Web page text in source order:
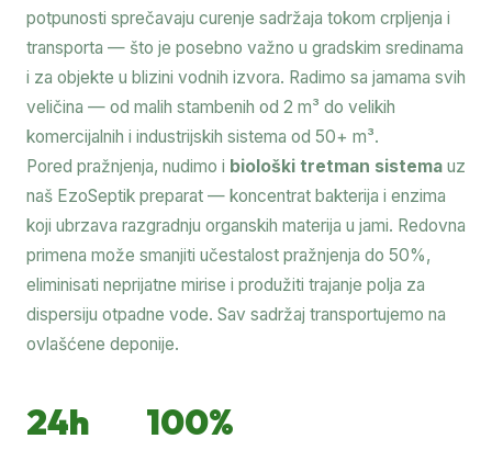
potpunosti sprečavaju curenje sadržaja tokom crpljenja i
transporta — što je posebno važno u gradskim sredinama
i za objekte u blizini vodnih izvora. Radimo sa jamama svih
veličina — od malih stambenih od 2 m³ do velikih
komercijalnih i industrijskih sistema od 50+ m³.
Pored pražnjenja, nudimo i biološki tretman sistema uz
naš EzoSeptik preparat — koncentrat bakterija i enzima
koji ubrzava razgradnju organskih materija u jami. Redovna
primena može smanjiti učestalost pražnjenja do 50%,
eliminisati neprijatne mirise i produžiti trajanje polja za
dispersiju otpadne vode. Sav sadržaj transportujemo na
ovlašćene deponije.
24h 100%